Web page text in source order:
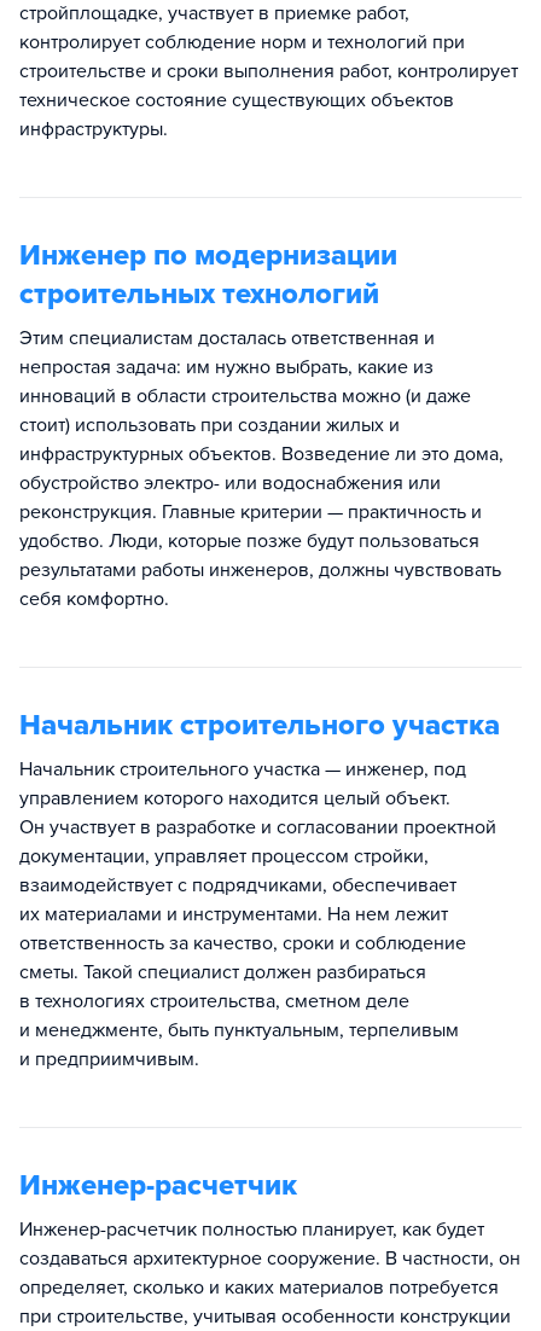
стройплощадке, участвует в приемке работ,
контролирует соблюдение норм и технологий при
строительстве и сроки выполнения работ, контролирует
техническое состояние существующих объектов
инфраструктуры.
Инженер по модернизации
строительных технологий
Этим специалистам досталась ответственная и
непростая задача: им нужно выбрать, какие из
инноваций в области строительства можно (и даже
стоит) использовать при создании жилых и
инфраструктурных объектов. Возведение ли это дома,
обустройство электро- или водоснабжения или
реконструкция. Главные критерии — практичность и
удобство. Люди, которые позже будут пользоваться
результатами работы инженеров, должны чувствовать
себя комфортно.
Начальник строительного участка
Начальник строительного участка — инженер, под
управлением которого находится целый объект.
Он участвует в разработке и согласовании проектной
документации, управляет процессом стройки,
взаимодействует с подрядчиками, обеспечивает
их материалами и инструментами. На нем лежит
ответственность за качество, сроки и соблюдение
сметы. Такой специалист должен разбираться
в технологиях строительства, сметном деле
и менеджменте, быть пунктуальным, терпеливым
и предприимчивым.
Инженер-расчетчик
Инженер-расчетчик полностью планирует, как будет
создаваться архитектурное сооружение. В частности, он
определяет, сколько и каких материалов потребуется
при строительстве, учитывая особенности конструкции